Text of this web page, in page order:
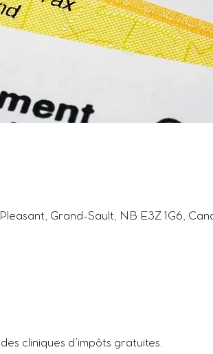
Grand-Sault, NB E3Z 1G6,
cliniques d’impôts gratuites.